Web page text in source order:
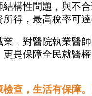
構性問題，與不
得，最高稅率可達
，對醫院執業醫
是保障全民就醫
查，生活有保障。